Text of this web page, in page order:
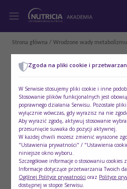
Strona główna / Wrodzone wady metabolizmu
Zgoda na pliki cookie i
W Serwisie stosujemy pliki cookie i inne
Stosowanie plików funkcjonalnych jest
poprawnego działania Serwisu. Pozostałe
wyłącznie wówczas, gdy wyrazisz na nie
Aby wyrazić zgodę, aktywuj stosowanie
przesunięcie suwaka do pozycji aktywnej.
W każdej chwili możesz zmienić wyrażone
"Ustawienia prywatności" / "Ustawienia
niniejsze okno wyboru.
Szczegółowe informacje o stosowaniu cookies
Informacje dotyczące przetwarzania Twoich
Ogólnej Polityce prywatności oraz Polityce
dostępnej w stopce Serwisu.